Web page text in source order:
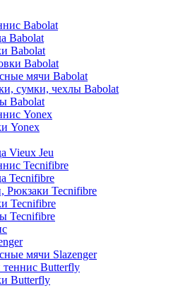
Babolat
Babolat
Babolat
Babolat
мячи Babolat
сумки, чехлы Babolat
Babolat
Yonex
Yonex
Vieux Jeu
Tecnifibre
Tecnifibre
Рюкзаки Tecnifibre
Tecnifibre
Tecnifibre
мячи Slazenger
Butterfly
Butterfly